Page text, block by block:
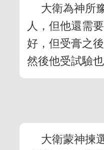
大衛為神所
人，但他還需
好，但受膏之
然後他受試驗
大衛蒙神揀